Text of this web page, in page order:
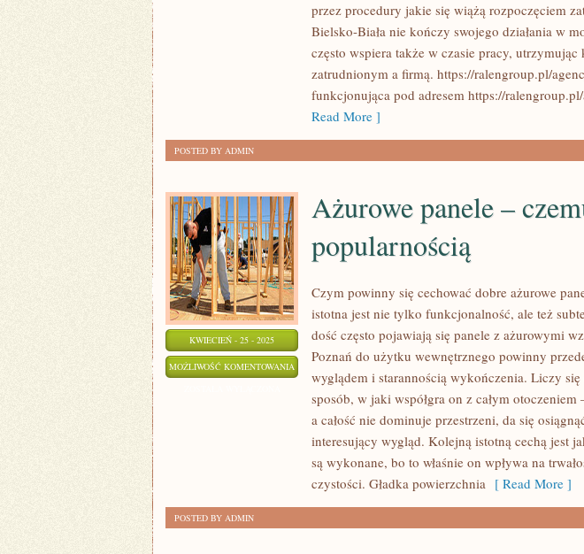
ZATRUDNIENIE
przez procedury jakie się wiążą rozpoczęciem
Bielsko-Biała nie kończy swojego działania w
często wspiera także w czasie pracy,
zatrudnionym a firmą. https://ralengroup.pl/
funkcjonująca pod adresem https://
Read More ]
POSTED BY ADMIN
KWIECIEŃ - 25 - 2025
MOŻLIWOŚĆ KOMENTOWANIA
PANELE
Ażurowe panele –
popularnością
Czym powinny się cechować dobre ażurowe
istotna jest nie tylko funkcjonalność, ale też
dość często pojawiają się panele z ażurowymi
Poznań do użytku wewnętrznego powinny
wyglądem i starannością wykończenia. Liczy
sposób, w jaki współgra on z całym
a całość nie dominuje przestrzeni, da się
interesujący wygląd. Kolejną istotną cechą jest
są wykonane, bo to właśnie on wpływa na
czystości. Gładka powierzchnia [ Read More ]
POSTED BY ADMIN